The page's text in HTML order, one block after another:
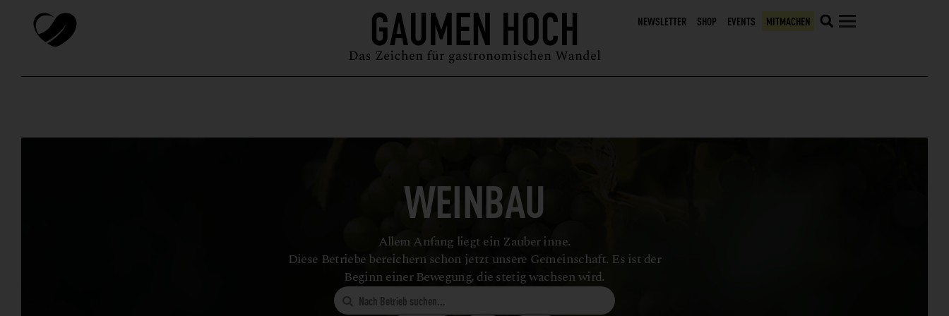
NEWSLETTER SHOP EVENTS MITMACHEN
MAGAZIN GUIDE PODCAST ÜBER UNS SYMPOSIUM
WEINBAU
Allem Anfang liegt ein Zauber inne.
Diese Betriebe bereichern schon jetzt unsere Gemeinschaft. Es ist der
Beginn einer Bewegung, die stetig wachsen wird.
